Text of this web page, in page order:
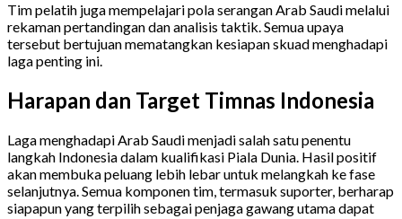
Tim pelatih juga mempelajari pola serangan Arab Saudi melalui
rekaman pertandingan dan analisis taktik. Semua upaya
tersebut bertujuan mematangkan kesiapan skuad menghadapi
laga penting ini.
Harapan dan Target Timnas Indonesia
Laga menghadapi Arab Saudi menjadi salah satu penentu
langkah Indonesia dalam kualifikasi Piala Dunia. Hasil positif
akan membuka peluang lebih lebar untuk melangkah ke fase
selanjutnya. Semua komponen tim, termasuk suporter, berharap
siapapun yang terpilih sebagai penjaga gawang utama dapat